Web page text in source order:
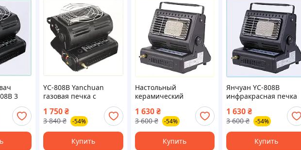
3
YC-808B Yanchuan
газовая печка с
керамическим соплом
897P7TE993
1 750₴
3 840 ₴ -54%
Купить
Настольный
керамический
дачного домика
9000AA69M1
1 630 ₴
3 600 ₴ -54%
Купить
Янчуан YC-808B
инфракрасная печка
для отопления палатки
B90K00691
1 630₴
3 600 ₴ -54%
Купить